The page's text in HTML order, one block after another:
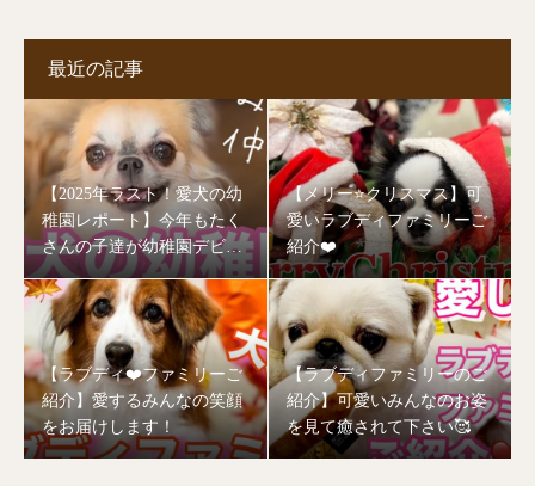
最近の記事
【2025年ラスト！愛犬の幼
稚園レポート】今年もたく
さんの子達が幼稚園デビュ
ーしました🥰
【メリー⭐️クリスマス】可
愛いラブディファミリーご
紹介❤️
【ラブディ❤️ファミリーご
紹介】愛するみんなの笑顔
をお届けします！
【ラブディファミリーのご
紹介】可愛いみんなのお姿
を見て癒されて下さい🥰